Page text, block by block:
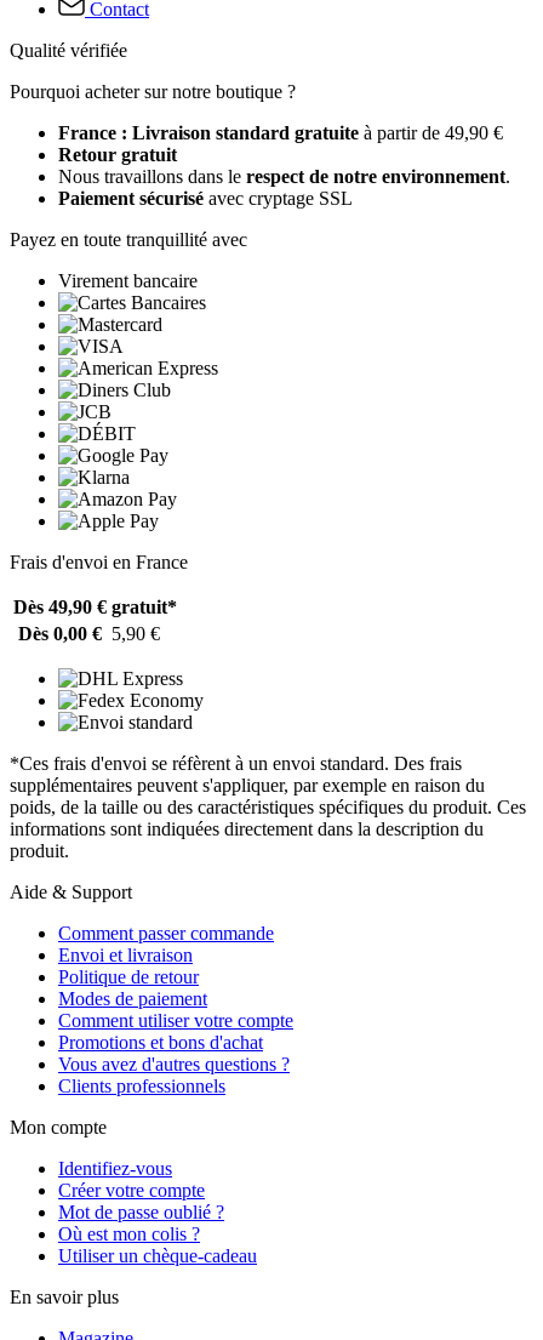
Contact
Qualité vérifiée
Pourquoi acheter sur notre boutique ?
France : Livraison standard gratuite à partir de 49,90 €
Retour gratuit
Nous travaillons dans le respect de notre environnement.
Paiement sécurisé avec cryptage SSL
Payez en toute tranquillité avec
Virement bancaire
Frais d'envoi en France
Dès 49,90 € gratuit*
Dès 0,00 € 5,90 €
*Ces frais d'envoi se réfèrent à un envoi standard. Des frais
supplémentaires peuvent s'appliquer, par exemple en raison du
poids, de la taille ou des caractéristiques spécifiques du produit. Ces
informations sont indiquées directement dans la description du
produit.
Aide & Support
Comment passer commande
Envoi et livraison
Politique de retour
Modes de paiement
Comment utiliser votre compte
Promotions et bons d'achat
Vous avez d'autres questions ?
Clients professionnels
Mon compte
Identifiez-vous
Créer votre compte
Mot de passe oublié ?
Où est mon colis ?
Utiliser un chèque-cadeau
En savoir plus